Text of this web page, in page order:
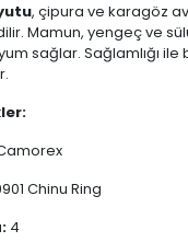
, çipura ve karagöz
Mamun, yengeç ve
sağlar. Sağlamlığı ile
Chinu Ring
4